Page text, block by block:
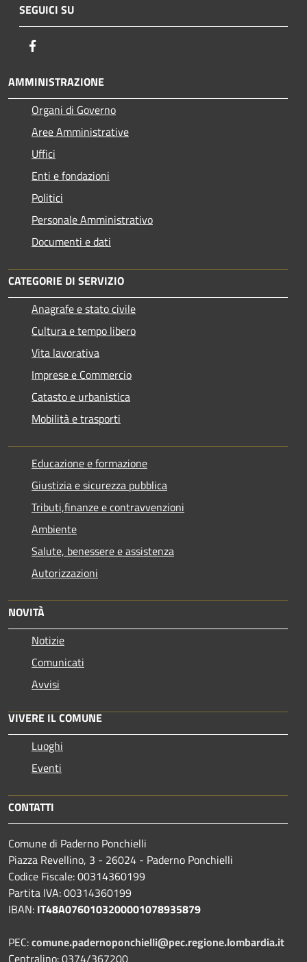
SEGUICI SU
AMMINISTRAZIONE
Organi di Governo
Aree Amministrative
Uffici
Enti e fondazioni
Politici
Personale Amministrativo
Documenti e dati
CATEGORIE DI SERVIZIO
Anagrafe e stato civile
Cultura e tempo libero
Vita lavorativa
Imprese e Commercio
Catasto e urbanistica
Mobilità e trasporti
Educazione e formazione
Giustizia e sicurezza pubblica
Tributi,finanze e contravvenzioni
Ambiente
Salute, benessere e assistenza
Autorizzazioni
NOVITÀ
Notizie
Comunicati
Avvisi
VIVERE IL COMUNE
Luoghi
Eventi
CONTATTI
Comune di Paderno Ponchielli
Piazza Revellino, 3 - 26024 - Paderno Ponchielli
Codice Fiscale: 00314360199
Partita IVA: 00314360199
IBAN: IT48A0760103200001078935879
PEC:comune.padernoponchielli@pec.regione.lombardia.it
Centralino: 0374/367200